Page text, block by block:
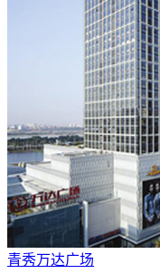
青秀万达广场